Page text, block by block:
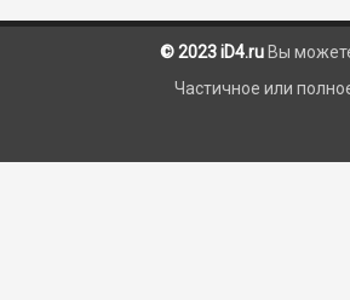
© 2023 iD4.ru Вы
Частичное или